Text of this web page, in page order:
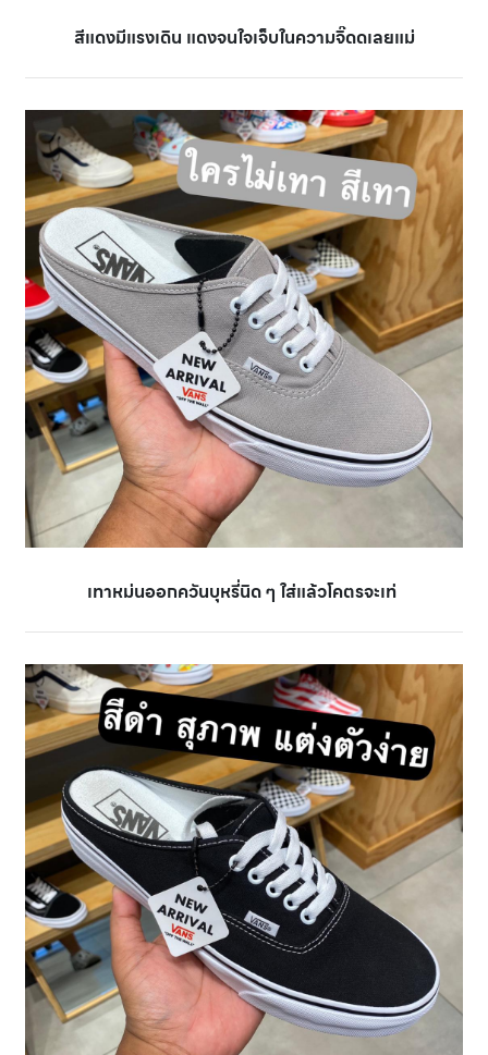
สีแดงมีแรงเดิน แดงจนใจเจ็บในความจิ๊ดดเลยแม่
เทาหม่นออกควันบุหรี่นิด ๆ ใส่แล้วโคตรจะเท่